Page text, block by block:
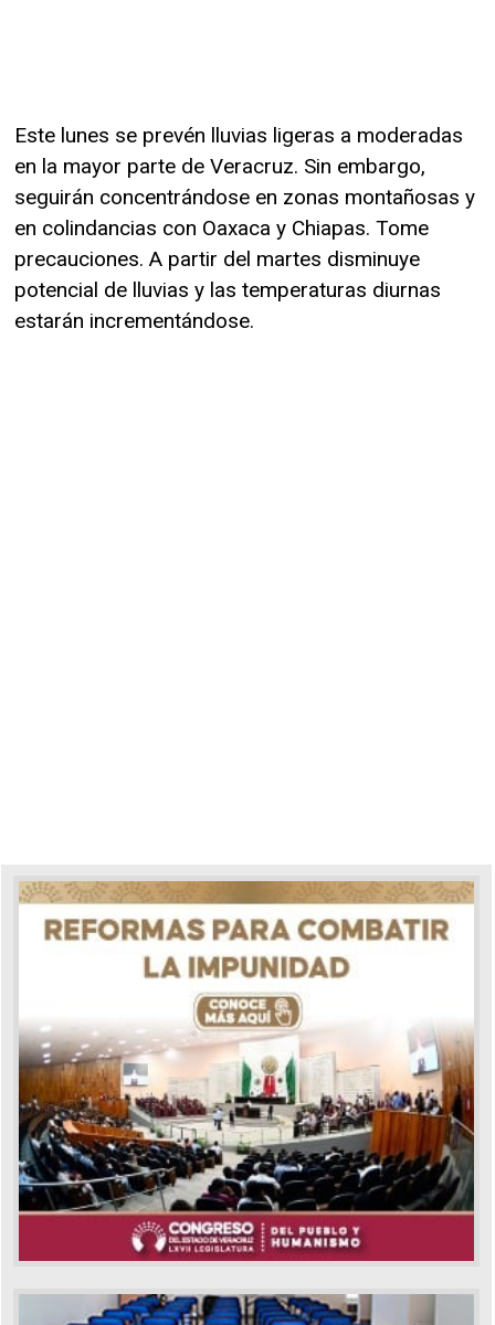
Este lunes se prevén lluvias ligeras a moderadas
en la mayor parte de Veracruz. Sin embargo,
seguirán concentrándose en zonas montañosas y
en colindancias con Oaxaca y Chiapas. Tome
precauciones. A partir del martes disminuye
potencial de lluvias y las temperaturas diurnas
estarán incrementándose.